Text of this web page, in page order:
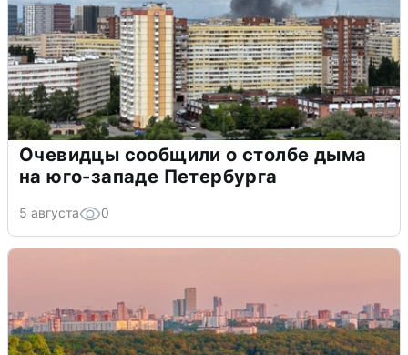
Очевидцы сообщили о столбе дыма
на юго-западе Петербурга
5 августа 0